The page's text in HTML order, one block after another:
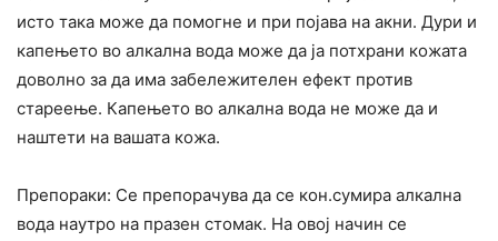
исто така може да помогне и при појава на акни. Дури и
капењето во алкална вода може да ја потхрани кожата
доволно за да има забележителен ефект против
стареење. Капењето во алкална вода не може да и
наштети на вашата кожа.
Препораки: Се препорачува да се кон.сумира алкална
вода наутро на празен стомак. На овој начин се